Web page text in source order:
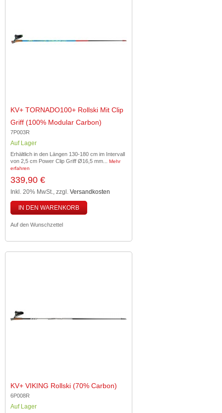
KV+ TORNADO100+ Rollski Mit Clip
Griff (100% Modular Carbon)
7P003R
Auf Lager
Erhältlich in den Längen 130-180 cm im Intervall
von 2,5 cm Power Clip Griff Ø16,5 mm... Mehr
erfahren
339,90 €
Inkl. 20% MwSt., zzgl. Versandkosten
IN DEN WARENKORB
Auf den Wunschzettel
KV+ VIKING Rollski (70% Carbon)
6P008R
Auf Lager